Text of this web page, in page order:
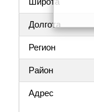
Долгота
Регион
Район
Адрес